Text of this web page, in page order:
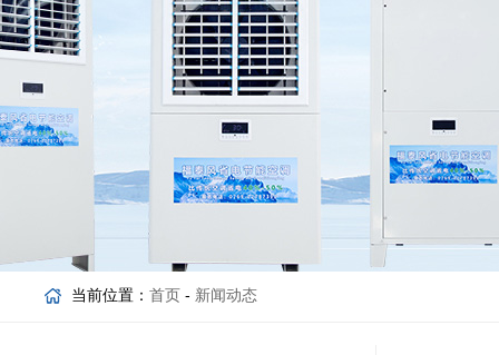
当前位置： 首页 - 新闻动态